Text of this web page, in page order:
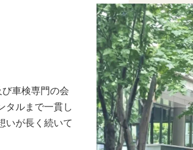
車検専門の会
タルまで一貫し
いが長く続いて